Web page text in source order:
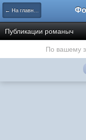
← На главную
Публикации романыч
По вашему